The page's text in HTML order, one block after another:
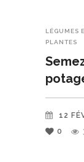
LÉGUMES
PLANTES
12
0